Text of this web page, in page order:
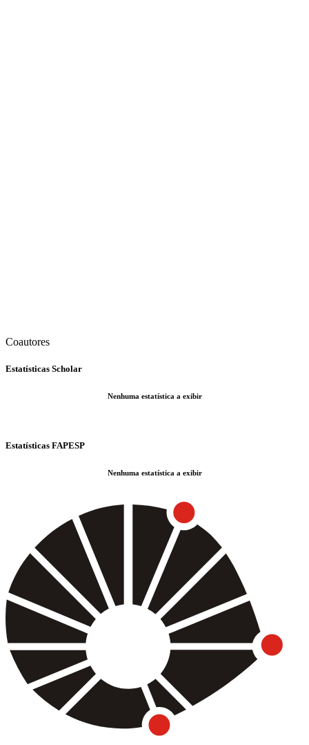
Coautores
Estatísticas Scholar
Nenhuma estatística a exibir
Estatísticas FAPESP
Nenhuma estatística a exibir